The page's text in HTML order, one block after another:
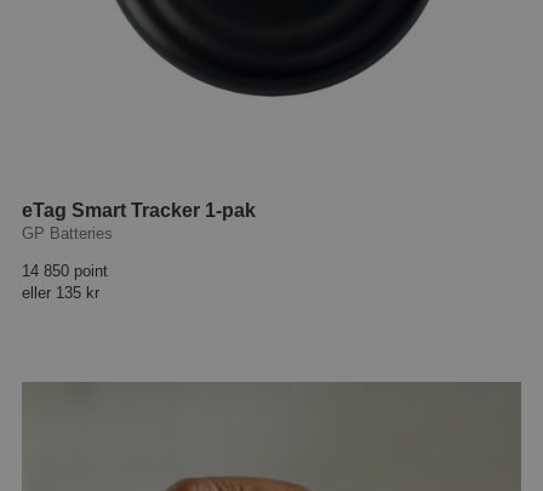
eTag Smart Tracker 1-pak
GP Batteries
14 850 point
eller 135 kr